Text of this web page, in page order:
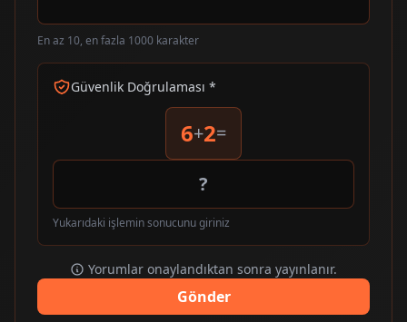
En az 10, en fazla 1000 karakter
Güvenlik Doğrulaması *
6+2=
Yukarıdaki işlemin sonucunu giriniz
Yorumlar onaylandıktan sonra yayınlanır.
Gönder